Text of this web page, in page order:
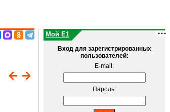
Мой E1
Вход для зарегистрированных
пользователей:
E-mail:
Пароль: